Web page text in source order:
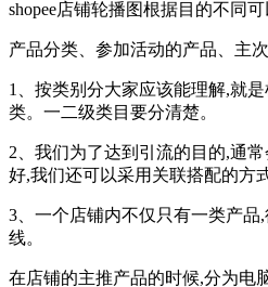
shopee店铺轮播图根据目的不同
产品分类、参加活动的产品、主次
1、按类别分大家应该能理解,就
类。一二级类目要分清楚。
2、我们为了达到引流的目的,通
好,我们还可以采用关联搭配的方
3、一个店铺内不仅只有一类产
线。
在店铺的主推产品的时候,分为电